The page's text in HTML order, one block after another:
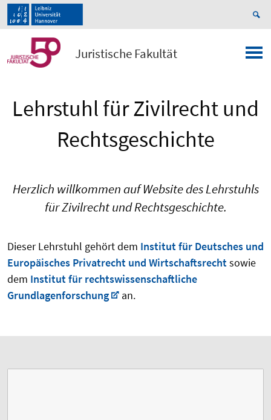
Juristische Fakultät
Lehrstuhl für Zivilrecht und
Rechtsgeschichte
Herzlich willkommen auf Website des Lehrstuhls
für Zivilrecht und Rechtsgeschichte.
Dieser Lehrstuhl gehört dem Institut für Deutsches und
Europäisches Privatrecht und Wirtschaftsrechtsowie
dem Institut für rechtswissenschaftliche
Grundlagenforschung
an.